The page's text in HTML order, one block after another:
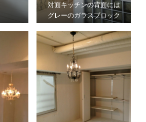
対面キッチンの背面には
グレーのガラスブロック